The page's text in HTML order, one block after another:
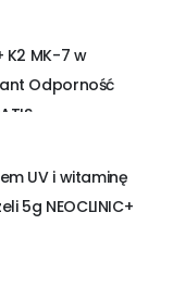
K2 MK-7 w
Odporność
UV i witaminę
5g NEOCLINIC+